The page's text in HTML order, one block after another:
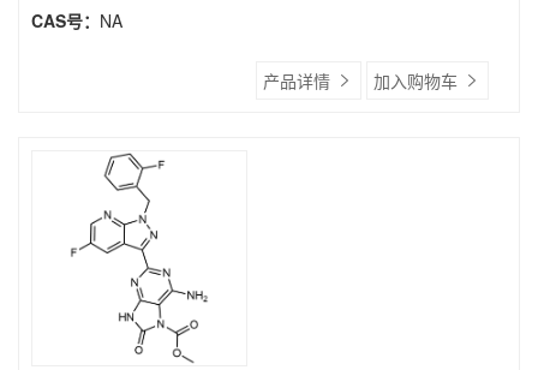
CAS号： NA
产品详情 加入购物车